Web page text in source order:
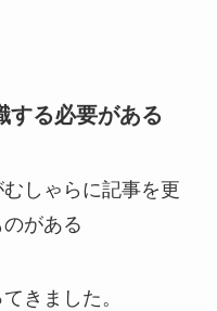
する必要がある
しゃらに記事を更
がある
きました。